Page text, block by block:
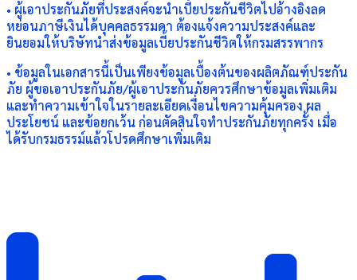
• ผู้เอาประกันภัยที่ประสงค์จะนำเบี้ยประกันชีวิตไปอ้างอิงลด
หย่อนภาษีเงินได้บุคคลธรรมดา ต้องแจ้งความประสงค์และ
ยินยอมให้บริษัทนำส่งข้อมูลเบี้ยประกันชีวิตให้กรมสรรพากร
• ข้อมูลในเอกสารนี้เป็นเพียงข้อมูลเบื้องต้นของผลิตภัณฑ์ประกัน
ภัย ผู้ขอเอาประกันภัย/ผู้เอาประกันภัยควรศึกษาข้อมูลเพิ่มเติม
และทำความเข้าใจในรายละเอียดเงื่อนไขความคุ้มครอง ผล
ประโยชน์ และข้อยกเว้น ก่อนตัดสินใจทำประกันภัยทุกครั้ง เมื่อ
ได้รับกรมธรรม์แล้วโปรดศึกษาเพิ่มเติม